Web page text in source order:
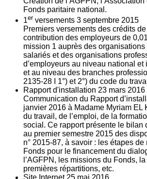
Fonds paritaire national.
1er versements 3 septembre 2015
Premiers versements des crédits
contribution des employeurs de
mission 1 auprès des
salariés et des organisations
d’employeurs au niveau national et
et au niveau des branches
2135‐28 I 1°) et 2°) du code du
Rapport d'installation 23 mars 2016
Communication du Rapport
janvier 2016 à Madame Myriam EL
du travail, de l’emploi, de la
social. Ce rapport présente le
au premier semestre 2015 des
n° 2015-87, à savoir : les étapes
Fonds pour le financement du
l’AGFPN, les missions du Fonds,
premières répartitions, etc.